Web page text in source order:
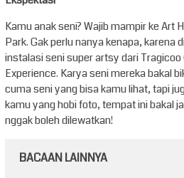
Kamu anak seni? Wajib mampir ke Art
Park. Gak perlu nanya kenapa, karena
instalasi seni super artsy dari
Experience. Karya seni mereka bakal
cuma seni yang bisa kamu lihat, tapi
kamu yang hobi foto, tempat ini bakal
nggak boleh dilewatkan!
BACAAN LAINNYA